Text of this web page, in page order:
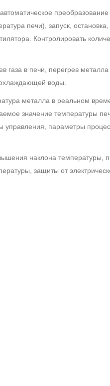
печи), запуск,
Контролировать
газа в печи, перегрев металла
воды.
металла в реальном
значение температуры
управления, параметры
наклона температуры,
защиты от